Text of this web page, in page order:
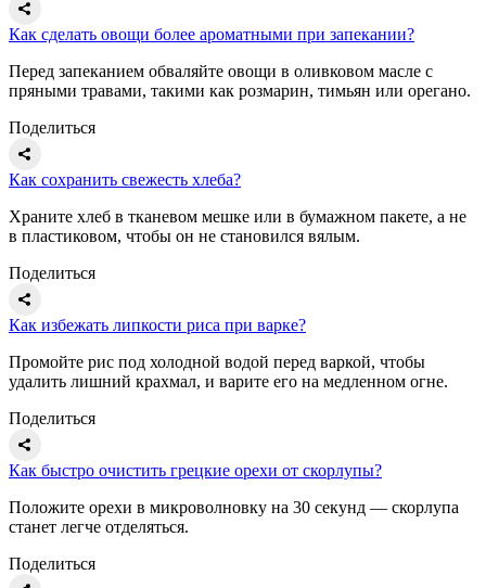
Как сделать овощи более ароматными при запекании?
Перед запеканием обваляйте овощи в оливковом масле с
пряными травами, такими как розмарин, тимьян или орегано.
Поделиться
Как сохранить свежесть хлеба?
Храните хлеб в тканевом мешке или в бумажном пакете, а не
в пластиковом, чтобы он не становился вялым.
Поделиться
Как избежать липкости риса при варке?
Промойте рис под холодной водой перед варкой, чтобы
удалить лишний крахмал, и варите его на медленном огне.
Поделиться
Как быстро очистить грецкие орехи от скорлупы?
Положите орехи в микроволновку на 30 секунд — скорлупа
станет легче отделяться.
Поделиться